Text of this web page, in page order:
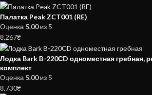
Палатка Peak ZCT001 (RE)
Оценка 5.00из 5
8,267₴
Лодка Bark B-220СD одноместная гребная,
комплект
Оценка 5.00из 5
8,730₴